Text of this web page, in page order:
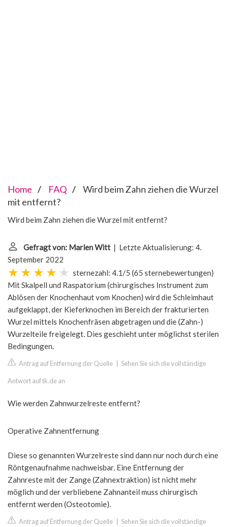
Home FAQ
Wird beim Zahn ziehen die Wurzel
mit entfernt?
Wird beim Zahn ziehen die Wurzel mit entfernt?
Gefragt von: Marlen Witt | Letzte Aktualisierung: 4.
September 2022
sternezahl: 4.1/5 (65 sternebewertungen)
Mit Skalpell und Raspatorium (chirurgisches Instrument zum
Ablösen der Knochenhaut vom Knochen) wird die Schleimhaut
aufgeklappt, der Kieferknochen im Bereich der frakturierten
Wurzel mittels Knochenfräsen abgetragen und die (Zahn-)
Wurzelteile freigelegt. Dies geschieht unter möglichst sterilen
Bedingungen.
Antrag auf Entfernung der Quelle Sehen Sie sich die vollständige
Antwort auf tk.de an
Wie werden Zahnwurzelreste entfernt?
Operative Zahnentfernung
Diese so genannten Wurzelreste sind dann nur noch durch eine
Röntgenaufnahme nachweisbar. Eine Entfernung der
Zahnreste mit der Zange (Zahnextraktion) ist nicht mehr
möglich und der verbliebene Zahnanteil muss chirurgisch
entfernt werden (Osteotomie).
Antrag auf Entfernung der Quelle Sehen Sie sich die vollständige